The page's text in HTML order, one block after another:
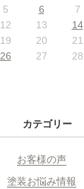
5 6 7
12 13 14
19 20 21
26 27 28
カテゴリー
お客様の声
塗装お悩み情報